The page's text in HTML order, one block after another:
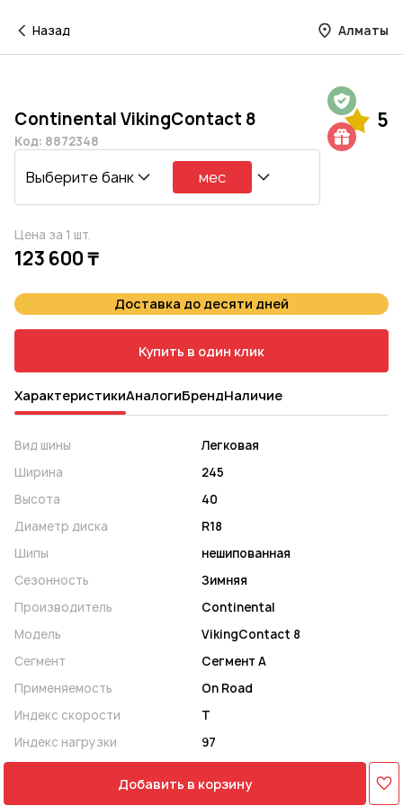
Назад Алматы
Continental VikingContact 8 5
Код: 8872348
Выберите банк мес
Цена за 1 шт.
123 600 ₸
Доставка до десяти дней
Купить в один клик
ХарактеристикиАналогиБрендНаличие
Вид шины
Легковая
Ширина
245
Высота
40
Диаметр диска
R18
Шипы
нешипованная
Сезонность
Зимняя
Производитель
Continental
Модель
VikingContact 8
Сегмент
Сегмент A
Применяемость
On Road
Индекс скорости
T
Индекс нагрузки
97
Добавить в корзину